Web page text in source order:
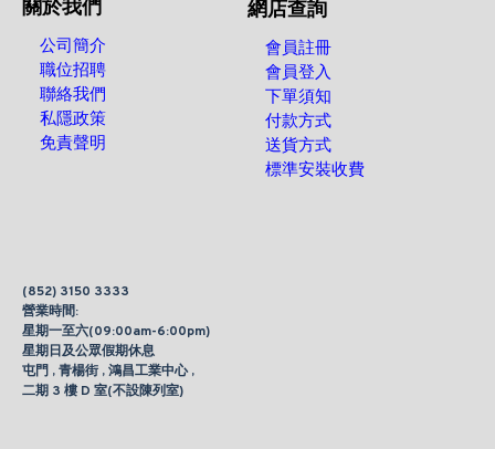
關於我們
公司簡介
職位招聘
聯絡我們
私隱政策
免責聲明
網店查詢
會員註冊
會員登入
下單須知
付款方式
送貨方式
標準安裝收費
(852) 3150 3333
營業時間:
星期一至六(09:00am-6:00pm)
星期日及公眾假期休息
屯門 , 青楊街 , 鴻昌工業中心 ,
二期 3 樓 D 室(不設陳列室)